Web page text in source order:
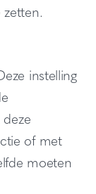
instelling
of met
moeten